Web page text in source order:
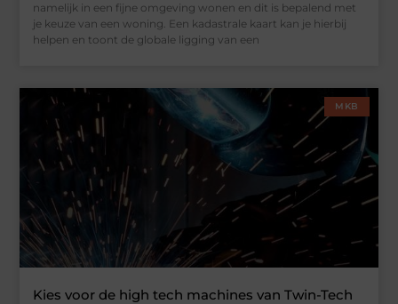
namelijk in een fijne omgeving wonen en dit is bepalend met
je keuze van een woning. Een kadastrale kaart kan je hierbij
helpen en toont de globale ligging van een
MKB
Kies voor de high tech machines van Twin-Tech